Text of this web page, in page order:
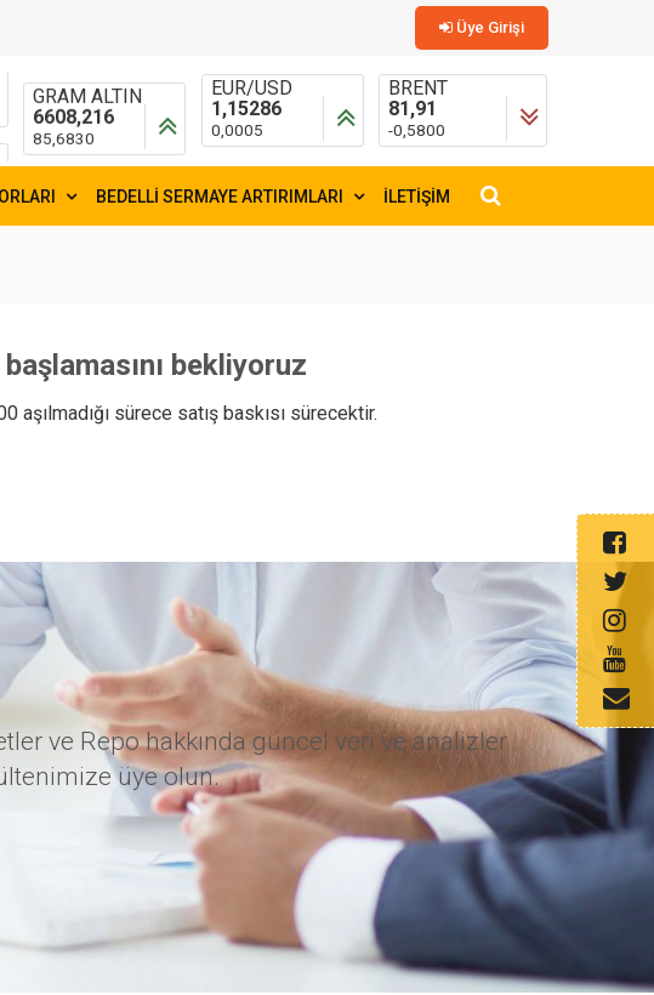
Üye Girişi
GRAM ALTIN
6608,216
85,6830
EUR/USD
1,15286
0,0005
BRENT
81,91
-0,5800
BEDELLİ SERMAYE ARTIRIMLARI İLETİŞİM
×
bekliyoruz
sürece satış baskısı sürecektir.
ve Repo hakkında güncel veri ve analizler
üye olun.